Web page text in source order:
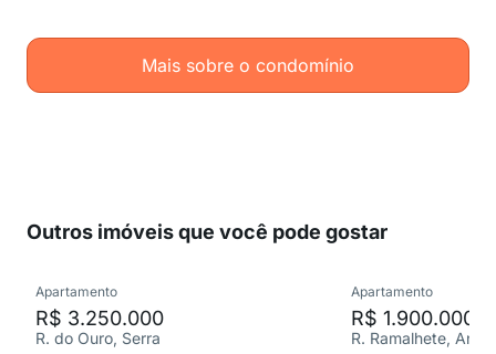
Mais sobre o condomínio
Outros imóveis que você pode gostar
Apartamento
R$ 3.250.000
R. do Ouro, Serra
Apartamento
R$ 1.900.000
R. Ramalhete,